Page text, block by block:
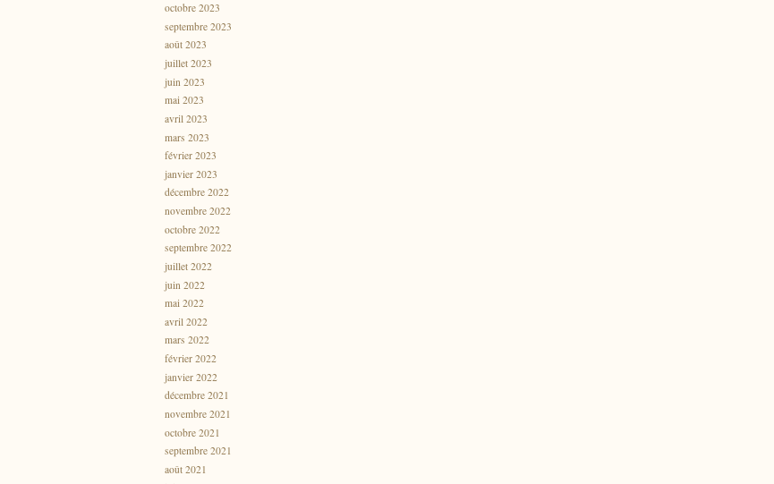
octobre 2023
septembre 2023
août 2023
juillet 2023
juin 2023
mai 2023
avril 2023
mars 2023
février 2023
janvier 2023
décembre 2022
novembre 2022
octobre 2022
septembre 2022
juillet 2022
juin 2022
mai 2022
avril 2022
mars 2022
février 2022
janvier 2022
décembre 2021
novembre 2021
octobre 2021
septembre 2021
août 2021